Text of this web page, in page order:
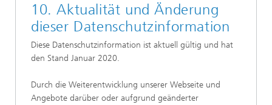
10. Aktualität und Änderung
dieser Datenschutzinformation
Diese Datenschutzinformation ist aktuell gültig und hat
den Stand Januar 2020.
Durch die Weiterentwicklung unserer Webseite und
Angebote darüber oder aufgrund geänderter